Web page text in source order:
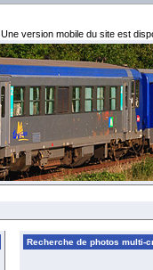
Une version mobile du site est
Recherche de photos multi-